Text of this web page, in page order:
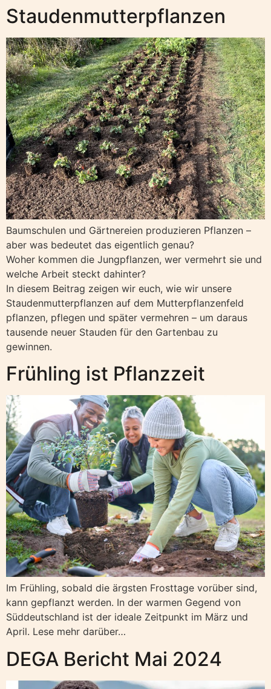
Staudenmutterpflanzen
Baumschulen und Gärtnereien produzieren Pflanzen –
aber was bedeutet das eigentlich genau?
Woher kommen die Jungpflanzen, wer vermehrt sie und
welche Arbeit steckt dahinter?
In diesem Beitrag zeigen wir euch, wie wir unsere
Staudenmutterpflanzen auf dem Mutterpflanzenfeld
pflanzen, pflegen und später vermehren – um daraus
tausende neuer Stauden für den Gartenbau zu
gewinnen.
Frühling ist Pflanzzeit
Im Frühling, sobald die ärgsten Frosttage vorüber sind,
kann gepflanzt werden. In der warmen Gegend von
Süddeutschland ist der ideale Zeitpunkt im März und
April. Lese mehr darüber…
DEGA Bericht Mai 2024